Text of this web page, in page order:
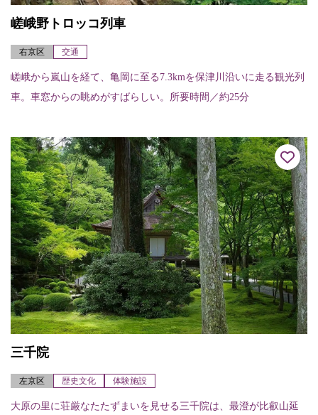
嵯峨野トロッコ列車
右京区 交通
嵯峨から嵐山を経て、亀岡に至る7.3kmを保津川沿いに走る観光列
車。車窓からの眺めがすばらしい。所要時間／約25分
三千院
左京区 歴史文化 体験施設
大原の里に荘厳なたたずまいを見せる三千院は、最澄が比叡山延